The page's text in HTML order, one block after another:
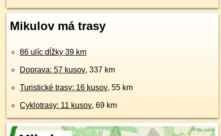
Mikulov má trasy
86 ulíc dĺžky 39 km
Doprava: 57 kusov, 337 km
Turistické trasy: 16 kusov, 55 km
Cyklotrasy: 11 kusov, 69 km